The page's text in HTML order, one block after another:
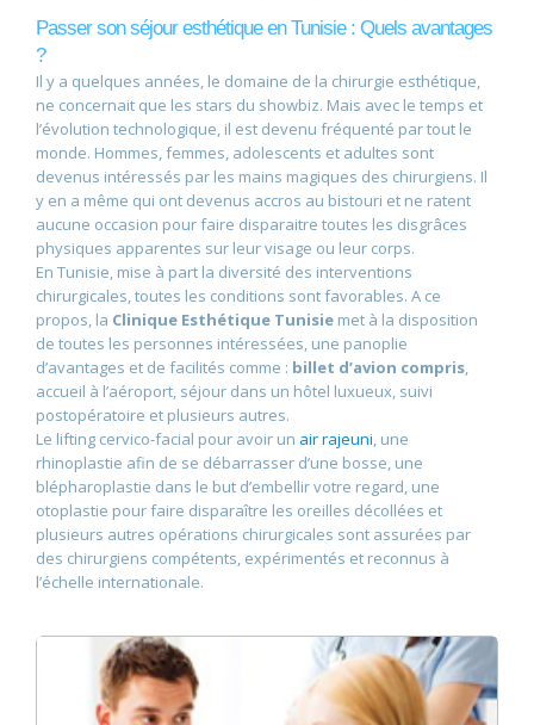
Passer son séjour esthétique en Tunisie : Quels avantages
?
Il y a quelques années, le domaine de la chirurgie esthétique,
ne concernait que les stars du showbiz. Mais avec le temps et
l’évolution technologique, il est devenu fréquenté par tout le
monde. Hommes, femmes, adolescents et adultes sont
devenus intéressés par les mains magiques des chirurgiens. Il
y en a même qui ont devenus accros au bistouri et ne ratent
aucune occasion pour faire disparaitre toutes les disgrâces
physiques apparentes sur leur visage ou leur corps.
En Tunisie, mise à part la diversité des interventions
chirurgicales, toutes les conditions sont favorables. A ce
propos, la Clinique Esthétique Tunisie met à la disposition
de toutes les personnes intéressées, une panoplie
d’avantages et de facilités comme : billet d’avion compris,
accueil à l’aéroport, séjour dans un hôtel luxueux, suivi
postopératoire et plusieurs autres.
Le lifting cervico-facial pour avoir un air rajeuni, une
rhinoplastie afin de se débarrasser d’une bosse, une
blépharoplastie dans le but d’embellir votre regard, une
otoplastie pour faire disparaître les oreilles décollées et
plusieurs autres opérations chirurgicales sont assurées par
des chirurgiens compétents, expérimentés et reconnus à
l’échelle internationale.